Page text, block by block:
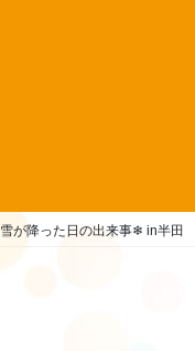
雪が降った日の出来事❄ in半田